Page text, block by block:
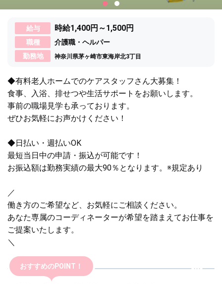
給与 時給1,400円～1,500円
職種
介護職・ヘルパー
勤務地
神奈川県茅ヶ崎市東海岸北3丁目
◆有料老人ホームでのケアスタッフさん大募集！
食事、入浴、排せつや生活サポートをお願いします。
事前の職場見学も承っております。
ぜひお気軽にお声かけください！
◆日払い・週払いOK
最短当日中の申請・振込が可能です！
お振込額は勤務実績の最大90％となります。※規定あり
／
働き方のご希望など、お気軽にご相談ください。
あなた専属のコーディネーターが希望を踏まえてお仕事を
ご提案いたします。
＼
おすすめのPOINT！